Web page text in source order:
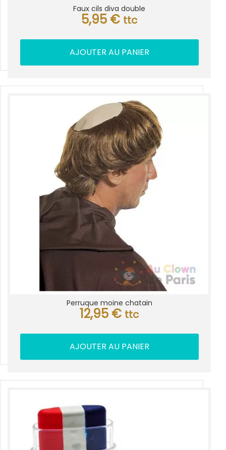
Faux cils diva double
5,95 € ttc
AJOUTER AU PANIER
Perruque moine chatain
12,95 € ttc
AJOUTER AU PANIER